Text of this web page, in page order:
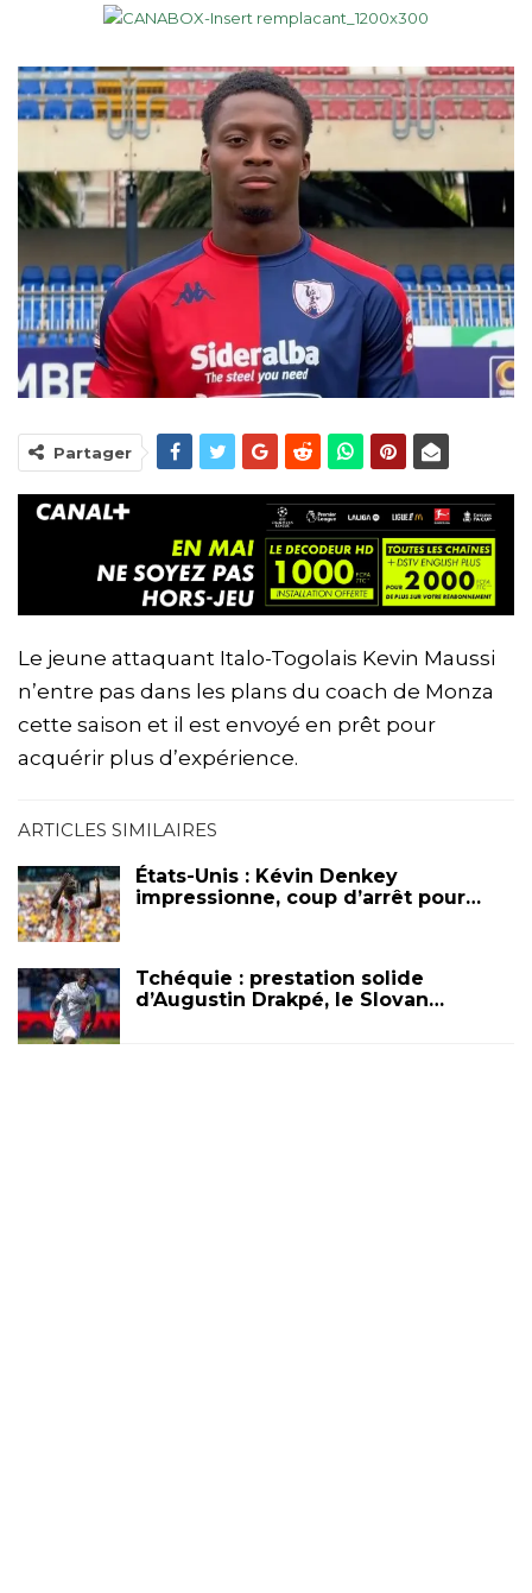
Partager
Le jeune attaquant Italo-Togolais Kevin Maussi
n’entre pas dans les plans du coach de Monza
cette saison et il est envoyé en prêt pour
acquérir plus d’expérience.
ARTICLES SIMILAIRES
États-Unis : Kévin Denkey
impressionne, coup d’arrêt pour…
Tchéquie : prestation solide
d’Augustin Drakpé, le Slovan…